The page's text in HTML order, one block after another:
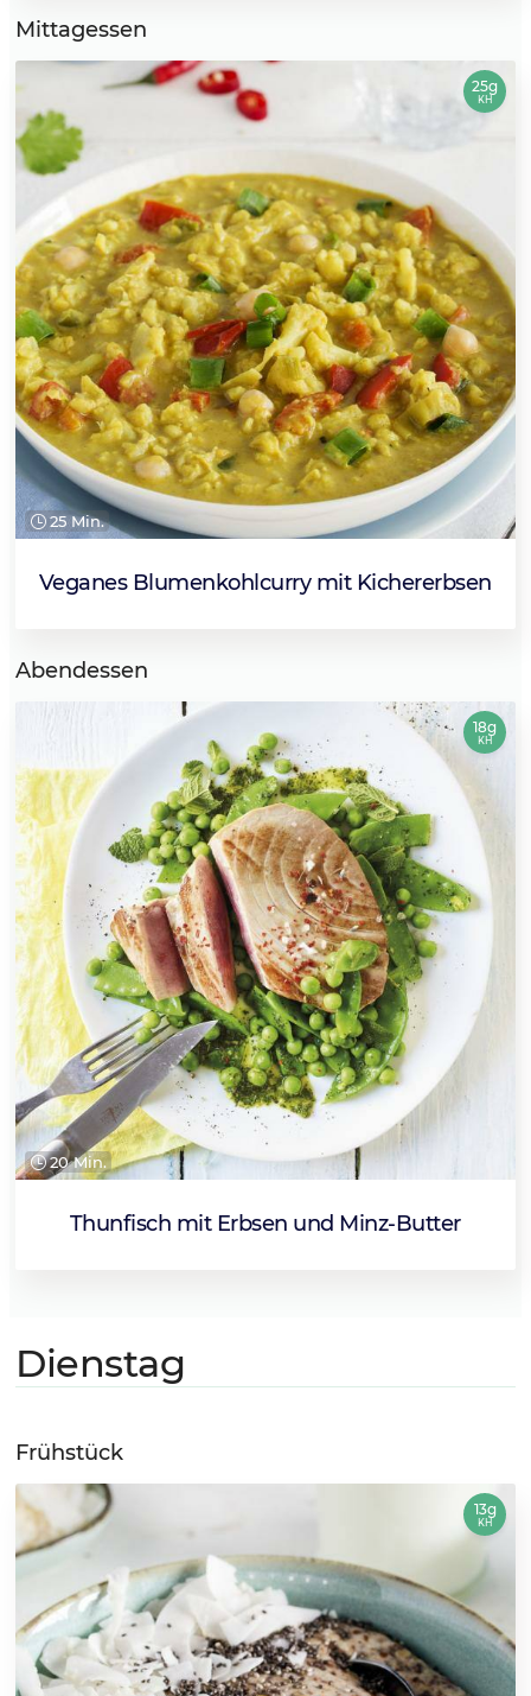
Mittagessen
25 Min.
Veganes Blumenkohlcurry mit Kichererbsen
25g
KH
Abendessen
20 Min.
Thunfisch mit Erbsen und Minz-Butter
18g
KH
Dienstag
Frühstück
13g
KH